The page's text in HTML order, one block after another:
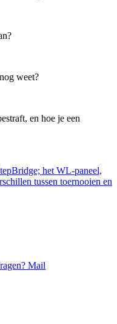
weet?
en hoe je een
het WL-paneel,
tussen toernooien en
Mail